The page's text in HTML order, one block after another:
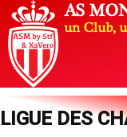
LIGUE DES